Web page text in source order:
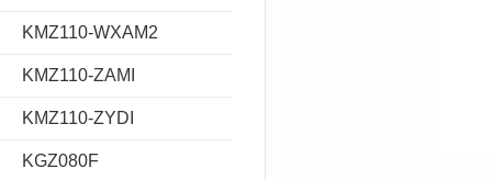
KMZ110-WXAM2
KMZ110-ZAMI
KMZ110-ZYDI
KGZ080F